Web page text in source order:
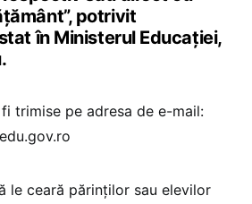
potrivit
în Ministerul Educației,
trimise pe adresa de e-mail:
le ceară părinților sau elevilor